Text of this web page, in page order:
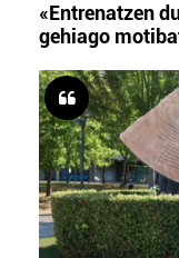
«Entrenatzen
gehiago